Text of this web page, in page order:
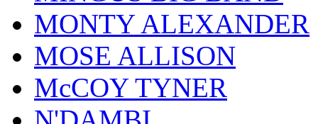
MONTY ALEXANDER
MOSE ALLISON
McCOY TYNER